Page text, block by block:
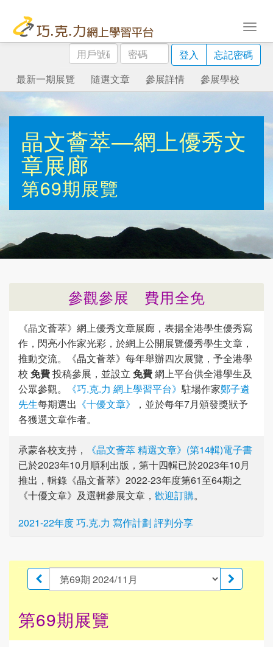
用
戶
號
碼
密
碼
登入
忘記密碼
最新一期展覽
隨選文章 參展詳情 參展學校
晶文薈萃—網上優秀文
章展廊
第69期展覽
參觀參展 費用全免
《晶文薈萃》網上優秀文章展廊，表揚全港學生優秀寫
作，閃亮小作家光彩，於網上公開展覽優秀學生文章，
推動交流。《晶文薈萃》每年舉辦四次展覽，予全港學
校 免費投稿參展，並設立 免費網上平台供全港學生及
公眾參觀。
《巧.克.力 網上學習平台》駐場作家鄭子遴
先生每期選出 《十優文章》
，並於每年7月頒發獎狀予
各獲選文章作者。
承蒙各校支持，
《晶文薈萃 精選文章》(第14輯)電子書
已於2023年10月順利出版，第十四輯已於2023年10月
推出，輯錄《晶文薈萃》2022-23年度第61至64期之
《十優文章》及選輯參展文章， 歡迎訂購。
2021-22年度 巧.克.力 寫作計劃 評判分享
第69期展覽